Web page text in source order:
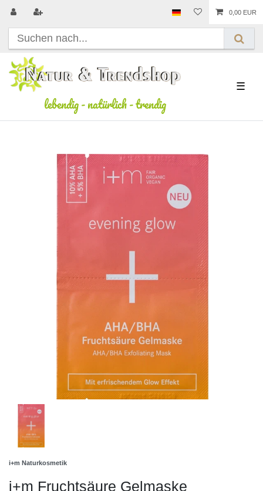
0,00 EUR
lebendig-natürlich-trendig
☰
i+m Naturkosmetik
i+m Fruchtsäure Gelmaske